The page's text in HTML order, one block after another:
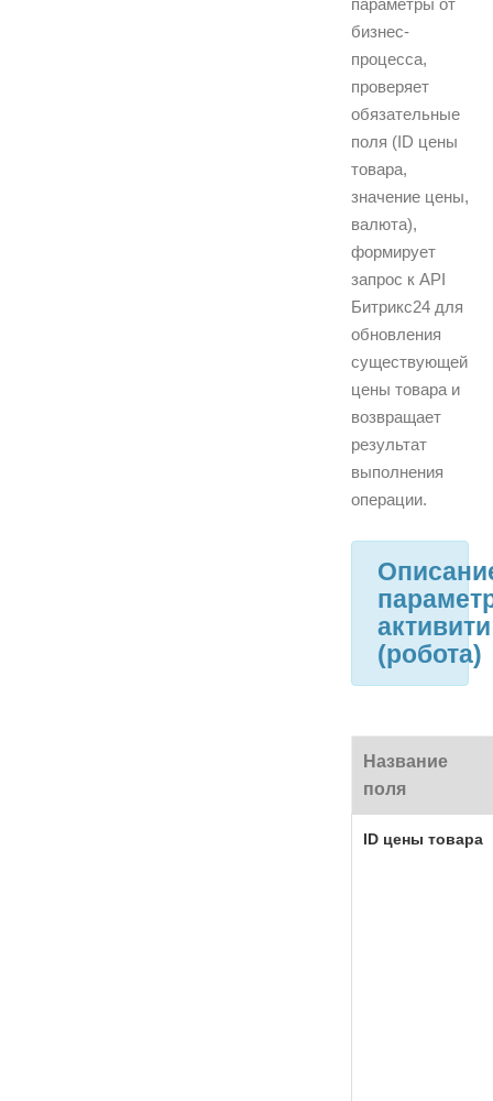
бизнес-
процесса,
проверяет
обязательные
поля (ID цены
товара,
значение цены,
валюта),
формирует
запрос к API
Битрикс24 для
обновления
существующей
цены товара и
возвращает
результат
выполнения
операции.
активити
(робота)
Название
поля
ID цены товара